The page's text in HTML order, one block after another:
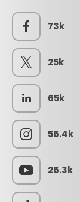
73k
25k
65k
56.4k
26.3k